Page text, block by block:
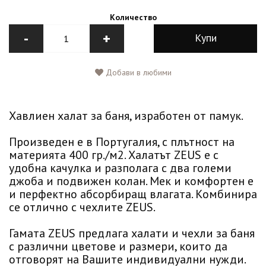
Количество
- + Купи
Добави в любими
Хавлиен халат за баня, изработен от памук.
Произведен е в Португалия, с плътност на
материята 400 гр./м2. Халатът ZEUS е с
удобна качулка и разполага с два големи
джоба и подвижен колан. Мек и комфортен е
и перфектно абсорбиращ влагата. Комбинира
се отлично с чехлите ZEUS.
Гамата ZEUS предлага халати и чехли за баня
с различни цветове и размери, които да
отговорят на Вашите индивидуални нужди.